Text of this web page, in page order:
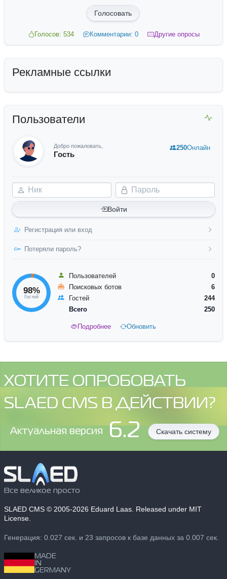
Голосовать
Голосов: 534 Комментарии: 0 Другие опросы
Рекламные ссылки
Пользователи
Добро пожаловать,
Гость
Ник Пароль
Войти
Регистрация или вход
Потеряли пароль?
250Онлайн
98%
Гостей
Пользователей
0
Поисковых ботов
6
Гостей
244
Всего
250
Подробнее Обновить
ХОТИТЕ ОПРОБОВАТЬ
SLAED CMS В ДЕЙСТВИИ?
Aктуальная версия 6.2 Скачать систему
Все великое просто
SLAED CMS © 2005-2026 Eduard Laas. Released under MIT
License.
Генерация: 0.027 сек. и 23 запросов к базе данных за 0.007 сек.
MADE
IN
GERMANY